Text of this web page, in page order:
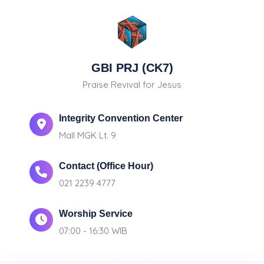
GBI PRJ (CK7)
Praise Revival for Jesus
Integrity Convention Center
Mall MGK Lt. 9
Contact (Office Hour)
021 2239 4777
Worship Service
07:00 - 16:30 WIB